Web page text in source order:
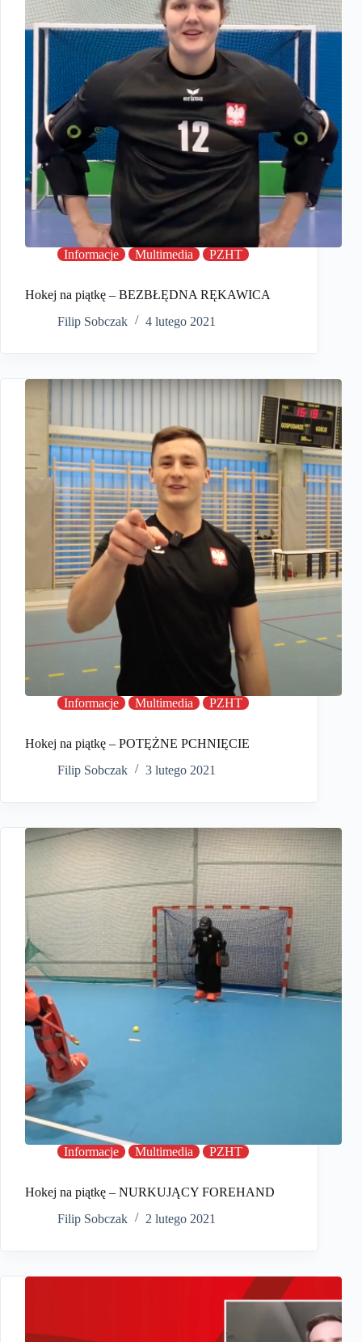
Informacje Multimedia PZHT
Hokej na piątkę – BEZBŁĘDNA RĘKAWICA
Filip Sobczak
4 lutego 2021
Informacje Multimedia PZHT
Hokej na piątkę – POTĘŻNE PCHNIĘCIE
Filip Sobczak
3 lutego 2021
Informacje Multimedia PZHT
Hokej na piątkę – NURKUJĄCY FOREHAND
Filip Sobczak
2 lutego 2021